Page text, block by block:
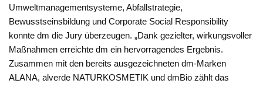
Umweltmanagementsysteme, Abfallstrategie,
Bewusstseinsbildung und Corporate Social Responsibility
konnte dm die Jury überzeugen. „Dank gezielter, wirkungsvoller
Maßnahmen erreichte dm ein hervorragendes Ergebnis.
Zusammen mit den bereits ausgezeichneten dm-Marken
ALANA, alverde NATURKOSMETIK und dmBio zählt das